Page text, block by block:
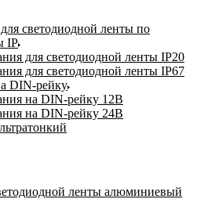
светодиодной ленты по
IP
для светодиодной ленты IP20
для светодиодной ленты IP67
DIN-рейку
на DIN-рейку 12В
на DIN-рейку 24В
ленты алюминиевый